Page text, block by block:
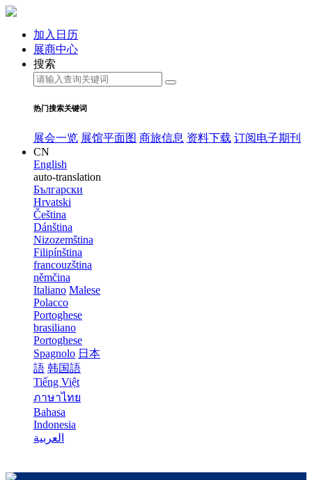
加入日历
展商中心
搜索
热门搜索关键词
展会一览 展馆平面图 商旅信息 资料下载 订阅电子期刊
CN
English
auto-translation
Български
Hrvatski
Čeština
Dánština
Nizozemština
Filipínština
francouzština
němčina
Italiano Malese
Polacco
Portoghese
brasiliano
Portoghese
Spagnolo 日本
語 韩国語
Tiếng Việt
ภาษาไทย
Bahasa
Indonesia
العربية